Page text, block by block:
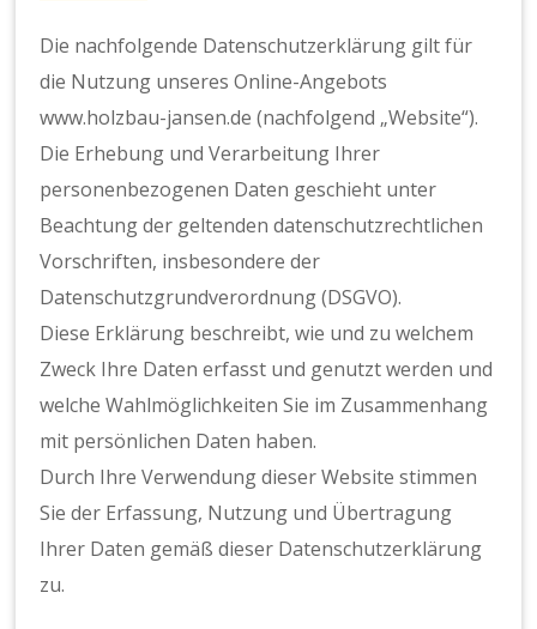
Die nachfolgende Datenschutzerklärung gilt für
die Nutzung unseres Online-Angebots
www.holzbau-jansen.de (nachfolgend „Website“).
Die Erhebung und Verarbeitung Ihrer
personenbezogenen Daten geschieht unter
Beachtung der geltenden datenschutzrechtlichen
Vorschriften, insbesondere der
Datenschutzgrundverordnung (DSGVO).
Diese Erklärung beschreibt, wie und zu welchem
Zweck Ihre Daten erfasst und genutzt werden und
welche Wahlmöglichkeiten Sie im Zusammenhang
mit persönlichen Daten haben.
Durch Ihre Verwendung dieser Website stimmen
Sie der Erfassung, Nutzung und Übertragung
Ihrer Daten gemäß dieser Datenschutzerklärung
zu.